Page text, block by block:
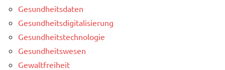
Gesundheitsdaten
Gesundheitsdigitalisierung
Gesundheitstechnologie
Gesundheitswesen
Gewaltfreiheit